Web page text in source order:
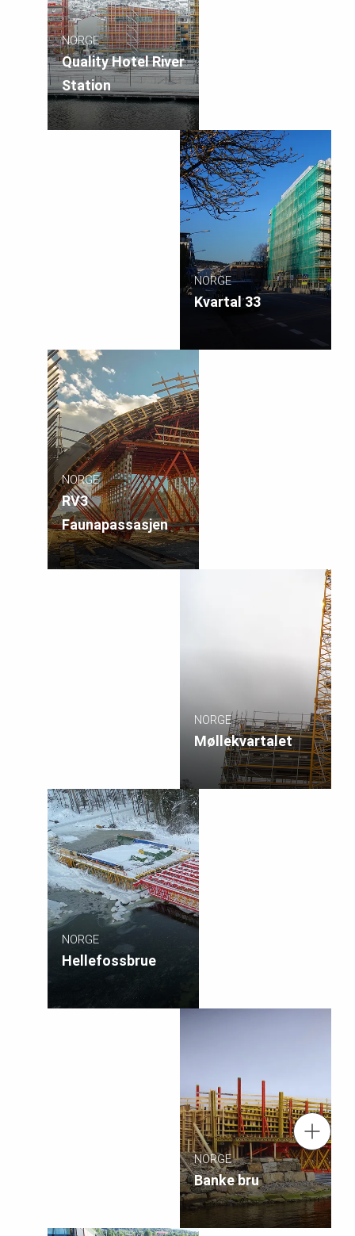
Tel.: +47 32 20 49 40
Kontakt oss
NORGE
Quality Hotel River
Station
NORGE
Kvartal 33
NORGE
RV3
Faunapassasjen
NORGE
Møllekvartalet
NORGE
Hellefossbrue
NORGE
Banke bru